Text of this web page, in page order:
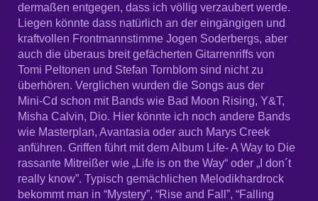
dermaßen entgegen, dass ich völlig verzaubert werde.
Liegen könnte dass natürlich an der eingängigen und
kraftvollen Frontmannstimme Jogen Soderbergs, aber
auch die überaus breit gefächerten Gitarrenriffs von
Tomi Peltonen und Stefan Tornblom sind nicht zu
überhören. Verglichen wurden die Songs aus der
Mini-Cd schon mit Bands wie Bad Moon Rising, Y&T,
Misha Calvin, Dio. Hier könnte ich noch andere Bands
wie Masterplan, Avantasia oder auch Marys Creek
anführen. Griffen führt mit dem Album Life- A Way to Die
rassante Mitreißer wie „Life is on the Way“ oder „I don´t
really know”. Typisch gemächlichen Melodikhardrock
bekommt man in “Mystery”, “Rise and Fall”, “Falling